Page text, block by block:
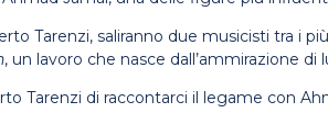
Tarenzi, saliranno due musicisti tra i
, un lavoro che nasce dall’ammirazione
Tarenzi di raccontarci il legame con